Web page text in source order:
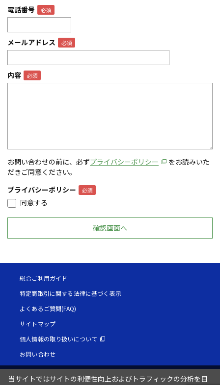
電話番号
メールアドレス
内容
お問い合わせの前に、必ずプライバシーポリシー
をお読みいた
だきご同意ください。
プライバシーポリシー
同意する
総合ご利用ガイド
特定商取引に関する法律に基づく表示
よくあるご質問(FAQ)
サイトマップ
個人情報の取り扱いについて
お問い合わせ
当サイトではサイトの利便性向上およびトラフィックの分析を目